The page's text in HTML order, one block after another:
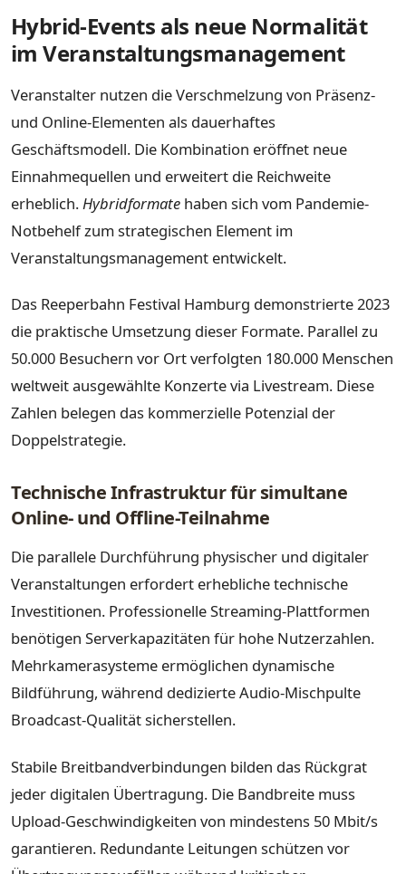
Hybrid-Events als neue Normalität
im Veranstaltungsmanagement
Veranstalter nutzen die Verschmelzung von Präsenz-
und Online-Elementen als dauerhaftes
Geschäftsmodell. Die Kombination eröffnet neue
Einnahmequellen und erweitert die Reichweite
erheblich. Hybridformate haben sich vom Pandemie-
Notbehelf zum strategischen Element im
Veranstaltungsmanagement entwickelt.
Das Reeperbahn Festival Hamburg demonstrierte 2023
die praktische Umsetzung dieser Formate. Parallel zu
50.000 Besuchern vor Ort verfolgten 180.000 Menschen
weltweit ausgewählte Konzerte via Livestream. Diese
Zahlen belegen das kommerzielle Potenzial der
Doppelstrategie.
Technische Infrastruktur für simultane
Online- und Offline-Teilnahme
Die parallele Durchführung physischer und digitaler
Veranstaltungen erfordert erhebliche technische
Investitionen. Professionelle Streaming-Plattformen
benötigen Serverkapazitäten für hohe Nutzerzahlen.
Mehrkamerasysteme ermöglichen dynamische
Bildführung, während dedizierte Audio-Mischpulte
Broadcast-Qualität sicherstellen.
Stabile Breitbandverbindungen bilden das Rückgrat
jeder digitalen Übertragung. Die Bandbreite muss
Upload-Geschwindigkeiten von mindestens 50 Mbit/s
garantieren. Redundante Leitungen schützen vor